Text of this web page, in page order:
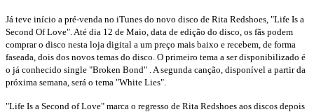
Já teve início a pré-venda no iTunes do novo disco de Rita Redshoes, "Life Is a
Second Of Love". Até dia 12 de Maio, data de edição do disco, os fãs podem
comprar o disco nesta loja digital a um preço mais baixo e recebem, de forma
faseada, dois dos novos temas do disco. O primeiro tema a ser disponibilizado é
o já conhecido single "Broken Bond" . A segunda canção, disponível a partir da
próxima semana, será o tema "White Lies".
"Life Is a Second of Love" marca o regresso de Rita Redshoes aos discos depois